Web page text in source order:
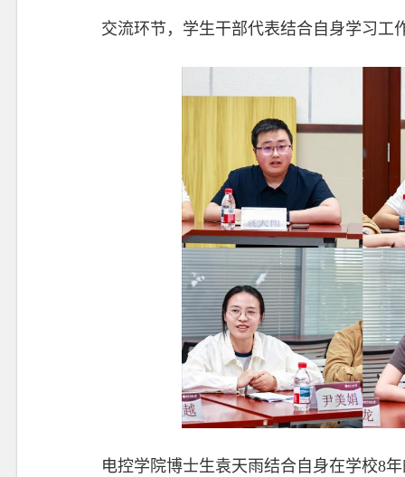
交流环节，学生干部代表结合自身学习工
电控学院博士生袁天雨结合自身在学校8